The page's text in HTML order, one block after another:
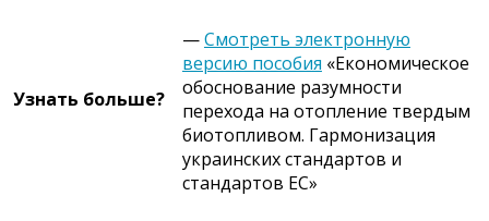
Узнать больше?
—Смотреть электронную
версию пособия «Економическое
обоснование разумности
перехода на отопление твердым
биотопливом. Гармонизация
украинских стандартов и
стандартов ЕС»